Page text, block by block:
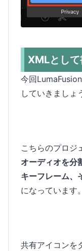
XMLとし
今回
していきましょ
こちらのプロジ
オーディオを分
キーフレーム、
になっています。
共有アイコンを